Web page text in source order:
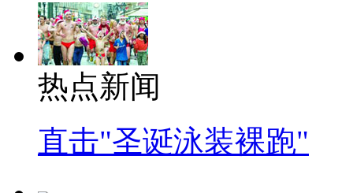
热点新闻
直击"圣诞泳装裸跑"